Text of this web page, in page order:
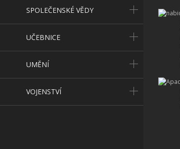
SPOLEČENSKÉ VĚDY
UČEBNICE
UMĚNÍ
VOJENSTVÍ